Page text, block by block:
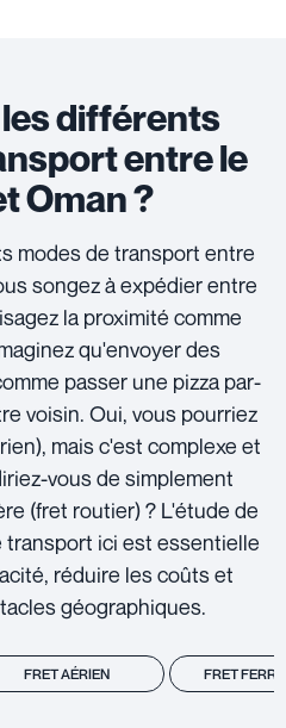
différents
entre le
Oman ?
modes de transport entre
songez à expédier entre
la proximité comme
qu'envoyer des
passer une pizza par-
voisin. Oui, vous pourriez
mais c'est complexe et
vous de simplement
(fret routier) ? L'étude de
transport ici est essentielle
réduire les coûts et
géographiques.
FRET AÉRIEN FRET